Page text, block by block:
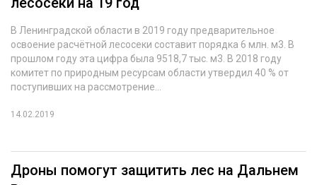
МЕБЕЛЬНОЕ ПРОИЗВОДСТВО
В Ленинградской области в 2019 году предварительное
освоение расчётной лесосеки составит порядка 6 млн. м3. В
прошлом году эта цифра была 9518,7 тыс. м3. В 2018 году
комитет по природным ресурсам области утвердил 40 % от
поступивших на рассмотрение...
14.02.2019
Дроны помогут защитить лес на Дальнем